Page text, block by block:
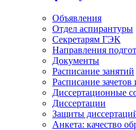
Объявления
Отдел аспирантуры
Секретарям ГЭК
Направления
Документы
Расписание занятий
Расписание зачетов
Диссертационные
Диссертации
Защиты
Анкета: качество